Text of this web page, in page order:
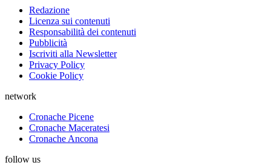
Redazione
Licenza sui contenuti
Responsabilità dei contenuti
Pubblicità
Iscriviti alla Newsletter
Privacy Policy
Cookie Policy
network
Cronache Picene
Cronache Maceratesi
Cronache Ancona
follow us